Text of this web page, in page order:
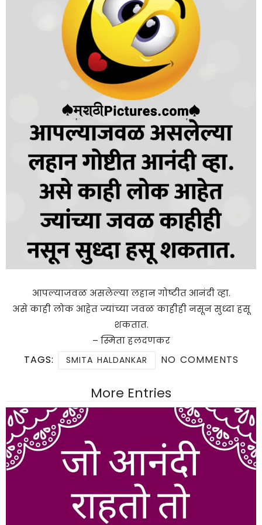
आपल्याजवळ असलेल्या लहान गोष्टीत आनंदी व्हा.
असे काही लोक आहेत ज्यांच्या जवळ काहीही नसून सुध्दा हसू
शकतात.
– स्मिता हलदणकर
TAGS: SMITA HALDANKAR NO COMMENTS
More Entries